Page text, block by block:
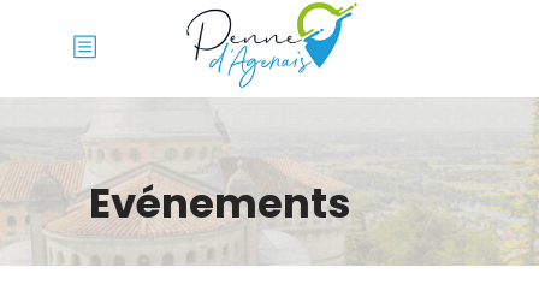
Evénements